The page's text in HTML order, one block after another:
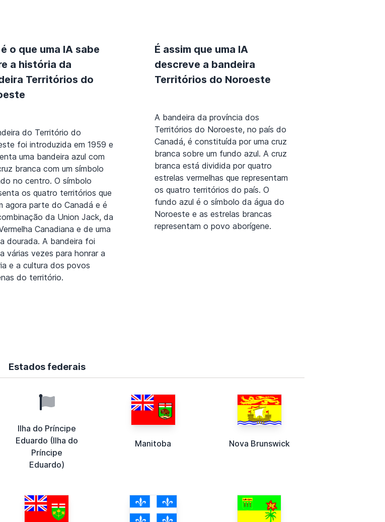
o que uma IA sabe
a história da
Territórios do
do Território do
foi introduzida em 1959 e
uma bandeira azul com
branca com um símbolo
no centro. O símbolo
os quatro territórios que
agora parte do Canadá e é
da Union Jack, da
Canadiana e de uma
dourada. A bandeira foi
várias vezes para honrar a
e a cultura dos povos
do território.
É assim que uma IA
descreve a bandeira
Territórios do Noroeste
A bandeira da província dos
Territórios do Noroeste, no país do
Canadá, é constituída por uma cruz
branca sobre um fundo azul. A cruz
branca está dividida por quatro
estrelas vermelhas que representam
os quatro territórios do país. O
fundo azul é o símbolo da água do
Noroeste e as estrelas brancas
representam o povo aborígene.
Estados federais
Ilha do Príncipe
Eduardo (Ilha do
Príncipe
Eduardo)
Manitoba Nova Brunswick